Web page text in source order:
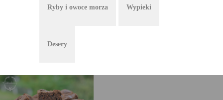
Ryby i owoce morza Wypieki
Desery